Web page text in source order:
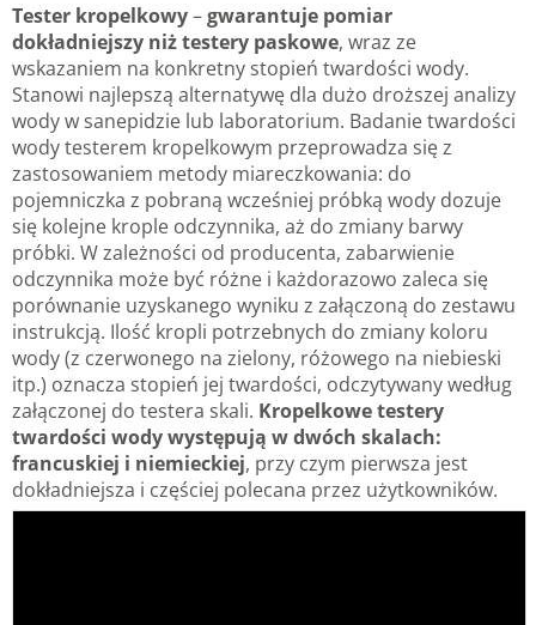
Tester kropelkowy–gwarantuje pomiar
dokładniejszy niż testery paskowe, wraz ze
wskazaniem na konkretny stopień twardości wody.
Stanowi najlepszą alternatywę dla dużo droższej analizy
wody w sanepidzie lub laboratorium. Badanie twardości
wody testerem kropelkowym przeprowadza się z
zastosowaniem metody miareczkowania: do
pojemniczka z pobraną wcześniej próbką wody dozuje
się kolejne krople odczynnika, aż do zmiany barwy
próbki. W zależności od producenta, zabarwienie
odczynnika może być różne i każdorazowo zaleca się
porównanie uzyskanego wyniku z załączoną do zestawu
instrukcją. Ilość kropli potrzebnych do zmiany koloru
wody (z czerwonego na zielony, różowego na niebieski
itp.) oznacza stopień jej twardości, odczytywany według
załączonej do testera skali. Kropelkowe testery
twardości wody występują w dwóch skalach:
francuskiej i niemieckiej, przy czym pierwsza jest
dokładniejsza i częściej polecana przez użytkowników.